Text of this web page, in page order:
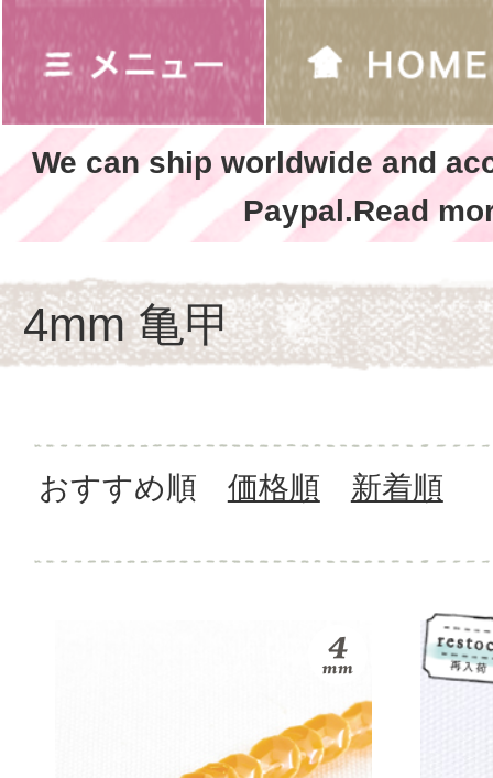
We can ship worldwide and
Paypal.Read
4mm 亀甲
おすすめ順 価格順 新着順